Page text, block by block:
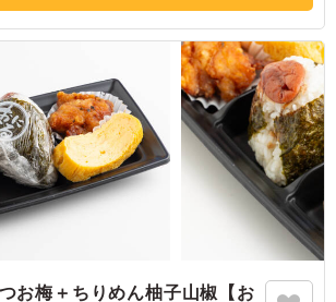
お梅＋ちりめん柚子山椒【お